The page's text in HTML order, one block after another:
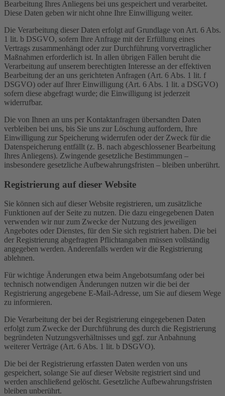
Bearbeitung Ihres Anliegens bei uns gespeichert und verarbeitet.
Diese Daten geben wir nicht ohne Ihre Einwilligung weiter.
Die Verarbeitung dieser Daten erfolgt auf Grundlage von Art. 6 Abs.
1 lit. b DSGVO, sofern Ihre Anfrage mit der Erfüllung eines
Vertrags zusammenhängt oder zur Durchführung vorvertraglicher
Maßnahmen erforderlich ist. In allen übrigen Fällen beruht die
Verarbeitung auf unserem berechtigten Interesse an der effektiven
Bearbeitung der an uns gerichteten Anfragen (Art. 6 Abs. 1 lit. f
DSGVO) oder auf Ihrer Einwilligung (Art. 6 Abs. 1 lit. a DSGVO)
sofern diese abgefragt wurde; die Einwilligung ist jederzeit
widerrufbar.
Die von Ihnen an uns per Kontaktanfragen übersandten Daten
verbleiben bei uns, bis Sie uns zur Löschung auffordern, Ihre
Einwilligung zur Speicherung widerrufen oder der Zweck für die
Datenspeicherung entfällt (z. B. nach abgeschlossener Bearbeitung
Ihres Anliegens). Zwingende gesetzliche Bestimmungen –
insbesondere gesetzliche Aufbewahrungsfristen – bleiben unberührt.
Registrierung auf dieser Website
Sie können sich auf dieser Website registrieren, um zusätzliche
Funktionen auf der Seite zu nutzen. Die dazu eingegebenen Daten
verwenden wir nur zum Zwecke der Nutzung des jeweiligen
Angebotes oder Dienstes, für den Sie sich registriert haben. Die bei
der Registrierung abgefragten Pflichtangaben müssen vollständig
angegeben werden. Anderenfalls werden wir die Registrierung
ablehnen.
Für wichtige Änderungen etwa beim Angebotsumfang oder bei
technisch notwendigen Änderungen nutzen wir die bei der
Registrierung angegebene E-Mail-Adresse, um Sie auf diesem Wege
zu informieren.
Die Verarbeitung der bei der Registrierung eingegebenen Daten
erfolgt zum Zwecke der Durchführung des durch die Registrierung
begründeten Nutzungsverhältnisses und ggf. zur Anbahnung
weiterer Verträge (Art. 6 Abs. 1 lit. b DSGVO).
Die bei der Registrierung erfassten Daten werden von uns
gespeichert, solange Sie auf dieser Website registriert sind und
werden anschließend gelöscht. Gesetzliche Aufbewahrungsfristen
bleiben unberührt.